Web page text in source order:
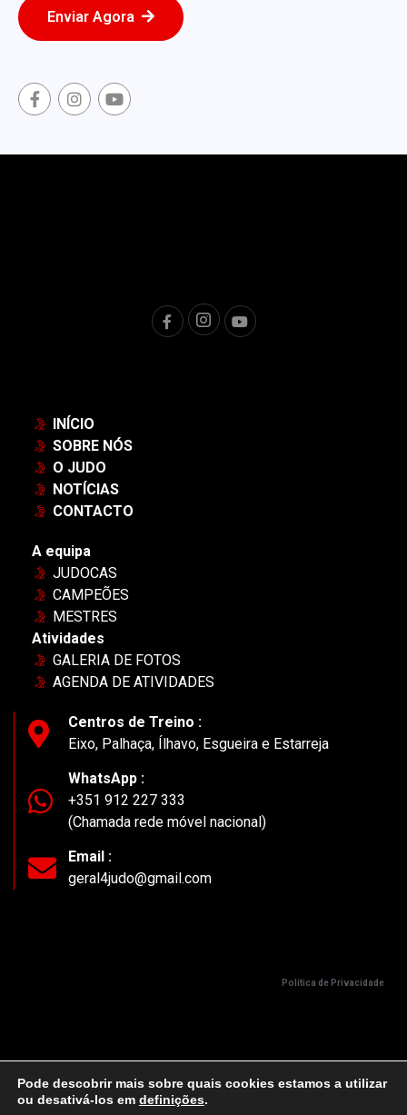
Enviar Agora
INÍCIO
SOBRE NÓS
O JUDO
NOTÍCIAS
CONTACTO
A equipa
JUDOCAS
CAMPEÕES
MESTRES
Atividades
GALERIA DE FOTOS
AGENDA DE ATIVIDADES
Centros de Treino :
Eixo, Palhaça, Ílhavo, Esgueira e Estarreja
WhatsApp :
+351 912 227 333
(Chamada rede móvel nacional)
Email :
geral4judo@gmail.com
Política de Privacidade
Pode descobrir mais sobre quais cookies estamos a utilizar
ou desativá-los em definições.